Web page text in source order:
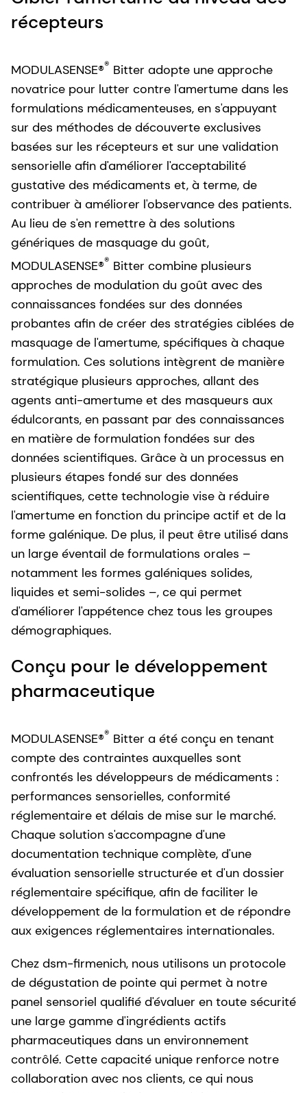
récepteurs
MODULASENSE®® Bitter adopte une approche
novatrice pour lutter contre l'amertume dans les
formulations médicamenteuses, en s'appuyant
sur des méthodes de découverte exclusives
basées sur les récepteurs et sur une validation
sensorielle afin d'améliorer l'acceptabilité
gustative des médicaments et, à terme, de
contribuer à améliorer l'observance des patients.
Au lieu de s'en remettre à des solutions
génériques de masquage du goût,
MODULASENSE®® Bitter combine plusieurs
approches de modulation du goût avec des
connaissances fondées sur des données
probantes afin de créer des stratégies ciblées de
masquage de l'amertume, spécifiques à chaque
formulation. Ces solutions intègrent de manière
stratégique plusieurs approches, allant des
agents anti-amertume et des masqueurs aux
édulcorants, en passant par des connaissances
en matière de formulation fondées sur des
données scientifiques. Grâce à un processus en
plusieurs étapes fondé sur des données
scientifiques, cette technologie vise à réduire
l'amertume en fonction du principe actif et de la
forme galénique. De plus, il peut être utilisé dans
un large éventail de formulations orales –
notamment les formes galéniques solides,
liquides et semi-solides –, ce qui permet
d'améliorer l'appétence chez tous les groupes
démographiques.
Conçu pour le développement
pharmaceutique
MODULASENSE®® Bitter a été conçu en tenant
compte des contraintes auxquelles sont
confrontés les développeurs de médicaments :
performances sensorielles, conformité
réglementaire et délais de mise sur le marché.
Chaque solution s'accompagne d'une
documentation technique complète, d'une
évaluation sensorielle structurée et d'un dossier
réglementaire spécifique, afin de faciliter le
développement de la formulation et de répondre
aux exigences réglementaires internationales.
Chez dsm-firmenich, nous utilisons un protocole
de dégustation de pointe qui permet à notre
panel sensoriel qualifié d'évaluer en toute sécurité
une large gamme d'ingrédients actifs
pharmaceutiques dans un environnement
contrôlé. Cette capacité unique renforce notre
collaboration avec nos clients, ce qui nous